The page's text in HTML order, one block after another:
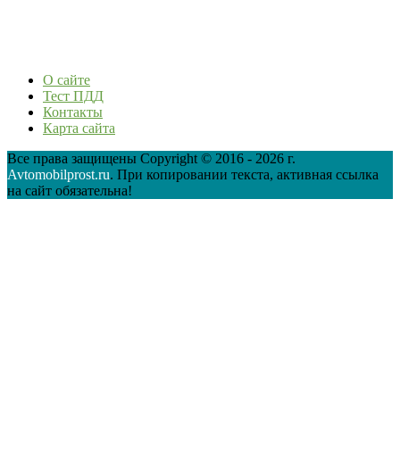
О сайте
Тест ПДД
Контакты
Карта сайта
Все права защищены Copyright © 2016 - 2026 г.
Avtomobilprost.ru. При копировании текста, активная ссылка
на сайт обязательна!